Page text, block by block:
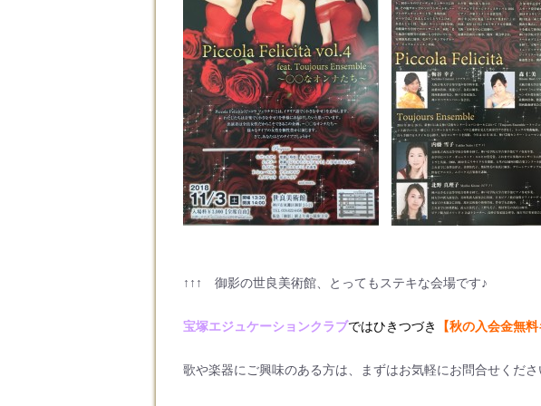
↑↑↑ 御影の世良美術館、とってもステキな会場です♪
宝塚エジュケーションクラブではひきつづき 【秋の入会金無
歌や楽器にご興味のある方は、まずはお気軽にお問合せくだ